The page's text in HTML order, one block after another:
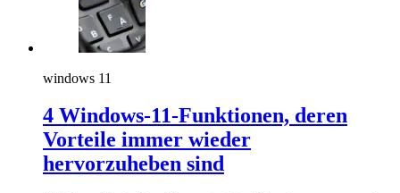
windows 11
4 Windows-11-Funktionen, deren
Vorteile immer wieder
hervorzuheben sind